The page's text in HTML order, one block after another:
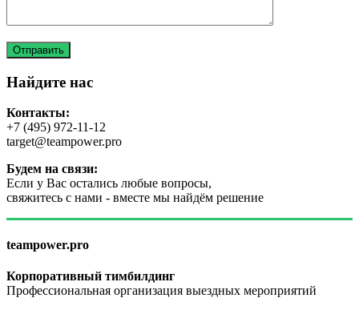
Найдите нас
Контакты:
+7 (495) 972-11-12
target@teampower.pro
Будем на связи:
Если у Вас остались любые вопросы,
свяжитесь с нами - вместе мы найдём решение
teampower.pro
Корпоративный тимбилдинг
Профессиональная организация выездных мероприятий